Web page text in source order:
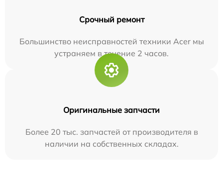
Срочный ремонт
Большинство неисправностей техники Acer мы
устраняем в течение 2 часов.
Оригинальные запчасти
Более 20 тыс. запчастей от производителя в
наличии на собственных складах.